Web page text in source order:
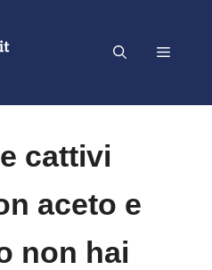
Menu
cattivi
aceto e
non hai